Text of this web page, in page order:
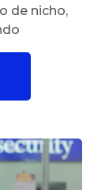
de nicho,